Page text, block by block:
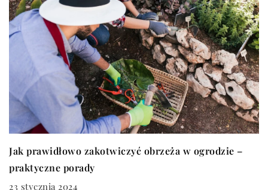
Jak prawidłowo zakotwiczyć obrzeża w ogrodzie –
praktyczne porady
23 stycznia 2024